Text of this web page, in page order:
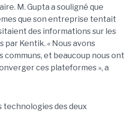
M. Gupta a souligné que
que son entreprise tentait
des informations sur les
par Kentik. « Nous avons
communs, et beaucoup nous ont
ces plateformes », a
technologies des deux